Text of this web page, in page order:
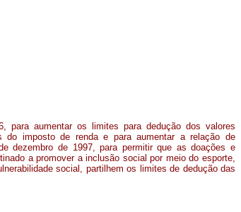
para aumentar os limites para dedução dos valores
do imposto de renda e para aumentar a relação de
dezembro de 1997, para permitir que as doações e
a promover a inclusão social por meio do esporte,
social, partilhem os limites de dedução das